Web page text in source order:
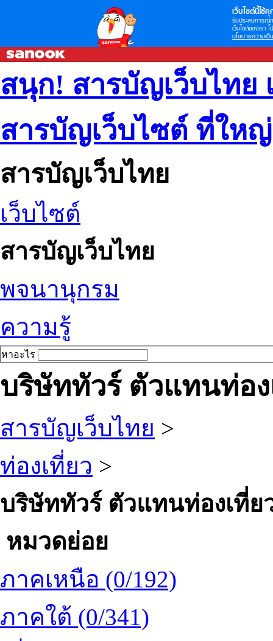
เว็บไซต์นี้ใช้คุ
รับประสบการณ์
เว็บไซต์ของเรา
นโยบายความเป็
สนุก! สารบัญเว็บไทย
สารบัญเว็บไซต์ ที่ให
สารบัญเว็บไทย
เว็บไซต์
สารบัญเว็บไทย
พจนานุกรม
ความรู้
หาอะไร
บริษัททัวร์ ตัวแทนท่อง
สารบัญเว็บไทย >
ท่องเที่ยว >
บริษัททัวร์ ตัวแทนท่องเที่ย
หมวดย่อย
ภาคเหนือ (0/192)
ภาคใต้ (0/341)